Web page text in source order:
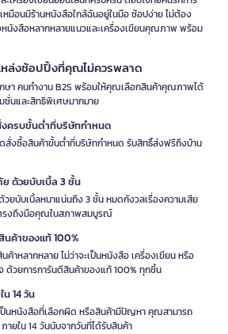
หมือนมีร้านหนังสือใกล้ฉันอยู่ในมือ ช้อปง่าย ไม่ต้อง
หนังสือหลากหลายแนวและเครื่องเขียนคุณภาพ พร้อม
หล่งช้อปปิ้งที่คุณไม่ควรพลาด
ษา คนทำงาน B2S พร้อมให้คุณเลือกสินค้าคุณภาพได้
ชั่นและสิทธิพิเศษมากมาย
งครบขั้นต่ำที่บริษัทกำหนด
สั่งซื้อสินค้าขั้นต่ำที่บริษัทกำหนด รับสิทธิ์ส่งฟรีถึงบ้าน
ด้วยบับเบิ้ล 3 ชั้น
ยบับเบิ้ลหนาแน่นถึง 3 ชั้น หมดกังวลเรื่องความเสีย
รงถึงมือคุณในสภาพสมบูรณ์
ค้าของแท้ 100%
าหลากหลาย ไม่ว่าจะเป็นหนังสือ เครื่องเขียน หรือ
ด้วยการการันตีสินค้าของแท้ 100% ทุกชิ้น
14 วัน
เป็นหนังสือที่เลือกผิด หรือสินค้ามีปัญหา คุณสามารถ
ายใน 14 วันนับจากวันที่ได้รับสินค้า